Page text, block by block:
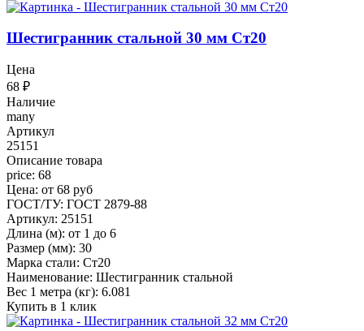
Шестигранник стальной 30 мм Ст20
Цена
68 ₽
Наличие
many
Артикул
25151
Описание товара
price: 68
Цена: от 68 руб
ГОСТ/ТУ: ГОСТ 2879-88
Артикул: 25151
Длина (м): от 1 до 6
Размер (мм): 30
Марка стали: Ст20
Наименование: Шестигранник стальной
Вес 1 метра (кг): 6.081
Купить в 1 клик